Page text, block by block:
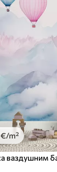
€/m²